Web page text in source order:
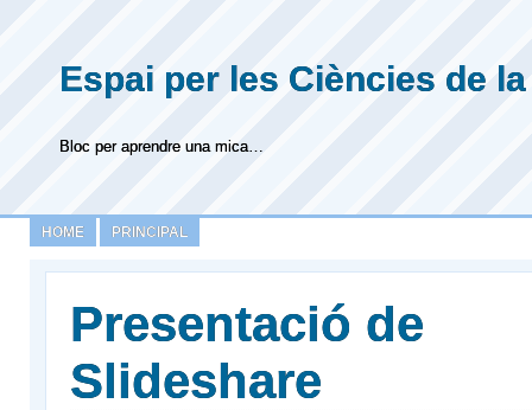
Espai per les Ciències de
Bloc per aprendre una mica…
HOME PRINCIPAL
Presentació de
Slideshare